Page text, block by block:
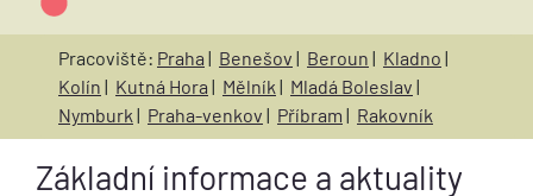
Pracoviště: Praha | Benešov | Beroun | Kladno |
Kolín | Kutná Hora | Mělník | Mladá Boleslav |
Nymburk | Praha-venkov | Příbram | Rakovník
Základní informace a aktuality